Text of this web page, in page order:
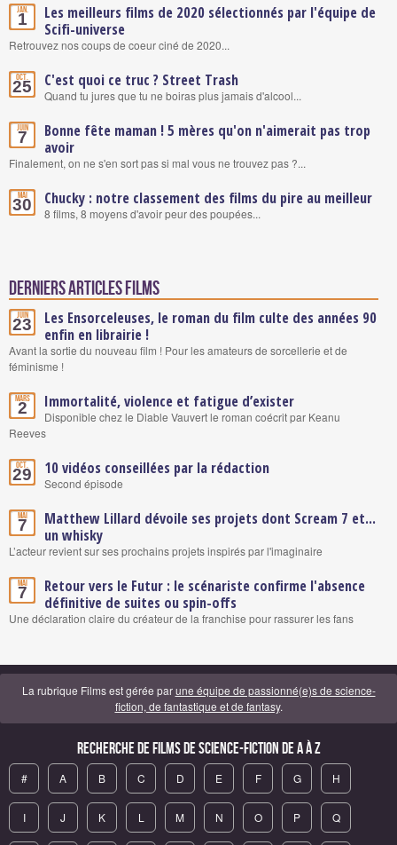
Jan.
1
Les meilleurs films de 2020 sélectionnés par l'équipe de
Scifi-universe
Retrouvez nos coups de coeur ciné de 2020...
Oct.
25 C'est quoi ce truc ? Street Trash
Quand tu jures que tu ne boiras plus jamais d'alcool...
Juin
7
Bonne fête maman ! 5 mères qu'on n'aimerait pas trop
avoir
Finalement, on ne s'en sort pas si mal vous ne trouvez pas ?...
Mai
30 Chucky : notre classement des films du pire au meilleur
8 films, 8 moyens d'avoir peur des poupées...
Derniers articles Films
Juin
23
Les Ensorceleuses, le roman du film culte des années 90
enfin en librairie !
Avant la sortie du nouveau film ! Pour les amateurs de sorcellerie et de
féminisme !
Mars
2 Immortalité, violence et fatigue d’exister
Disponible chez le Diable Vauvert le roman coécrit par Keanu
Reeves
Oct.
29 10 vidéos conseillées par la rédaction
Second épisode
Mai
7
Matthew Lillard dévoile ses projets dont Scream 7 et...
un whisky
L’acteur revient sur ses prochains projets inspirés par l'imaginaire
Mai
7
Retour vers le Futur : le scénariste confirme l'absence
définitive de suites ou spin-offs
Une déclaration claire du créateur de la franchise pour rassurer les fans
La rubrique Films est gérée parune équipe de passionné(e)s de science-
fiction, de fantastique et de fantasy.
Recherche de Films de science-fiction de A à Z
# A B C D E F G H
I J K L M N O P Q